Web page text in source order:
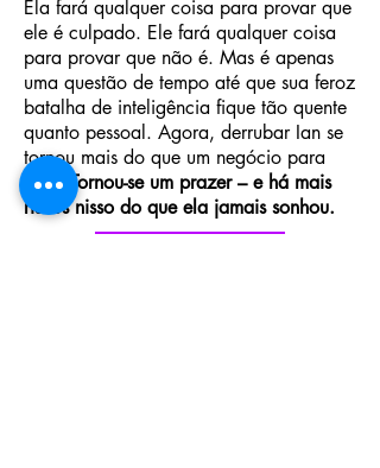
Ela fará qualquer coisa para provar que
ele é culpado. Ele fará qualquer coisa
para provar que não é. Mas é apenas
uma questão de tempo até que sua feroz
batalha de inteligência fique tão quente
quanto pessoal. Agora, derrubar Ian se
tornou mais do que um negócio para
Lara. Tornou-se um prazer – e há mais
riscos nisso do que ela jamais sonhou.